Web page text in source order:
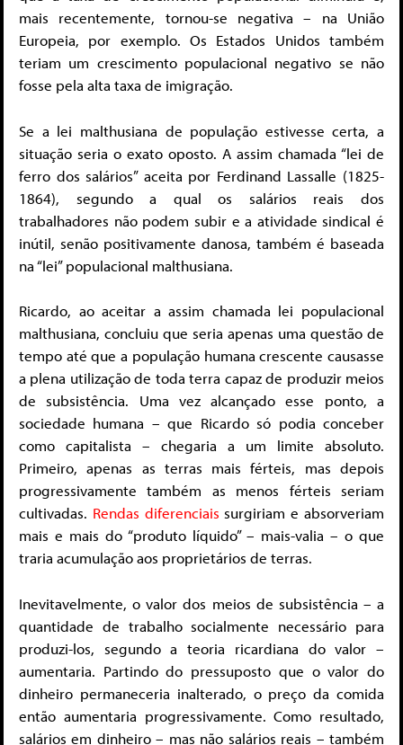
mais recentemente, tornou-se negativa – na União
Europeia, por exemplo. Os Estados Unidos também
teriam um crescimento populacional negativo se não
fosse pela alta taxa de imigração.
Se a lei malthusiana de população estivesse certa, a
situação seria o exato oposto. A assim chamada “lei de
ferro dos salários” aceita por Ferdinand Lassalle (1825-
1864), segundo a qual os salários reais dos
trabalhadores não podem subir e a atividade sindical é
inútil, senão positivamente danosa, também é baseada
na “lei” populacional malthusiana.
Ricardo, ao aceitar a assim chamada lei populacional
malthusiana, concluiu que seria apenas uma questão de
tempo até que a população humana crescente causasse
a plena utilização de toda terra capaz de produzir meios
de subsistência. Uma vez alcançado esse ponto, a
sociedade humana – que Ricardo só podia conceber
como capitalista – chegaria a um limite absoluto.
Primeiro, apenas as terras mais férteis, mas depois
progressivamente também as menos férteis seriam
cultivadas. Rendas diferenciais surgiriam e absorveriam
mais e mais do “produto líquido” – mais-valia – o que
traria acumulação aos proprietários de terras.
Inevitavelmente, o valor dos meios de subsistência – a
quantidade de trabalho socialmente necessário para
produzi-los, segundo a teoria ricardiana do valor –
aumentaria. Partindo do pressuposto que o valor do
dinheiro permaneceria inalterado, o preço da comida
então aumentaria progressivamente. Como resultado,
salários em dinheiro – mas não salários reais – também